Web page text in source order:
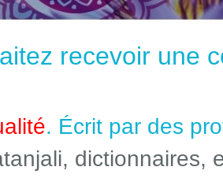
recevoir une
. Écrit par des
dictionnaires,